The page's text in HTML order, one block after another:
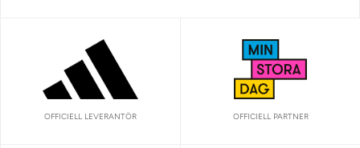
OFFICIELL LEVERANTÖR OFFICIELL PARTNER